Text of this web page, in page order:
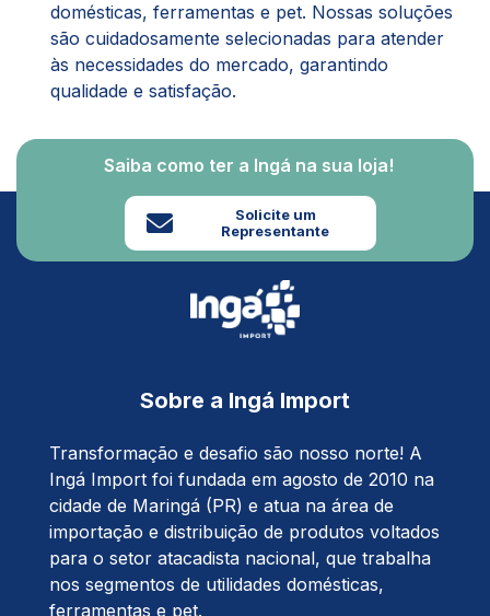
domésticas, ferramentas e pet. Nossas soluções
são cuidadosamente selecionadas para atender
às necessidades do mercado, garantindo
qualidade e satisfação.
Saiba como ter a Ingá na sua loja!
Solicite um
Representante
Sobre a Ingá Import
Transformação e desafio são nosso norte! A
Ingá Import foi fundada em agosto de 2010 na
cidade de Maringá (PR) e atua na área de
importação e distribuição de produtos voltados
para o setor atacadista nacional, que trabalha
nos segmentos de utilidades domésticas,
ferramentas e pet.